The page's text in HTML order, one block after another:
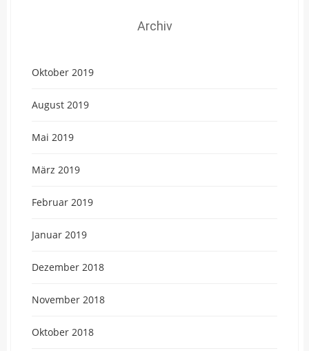
Archiv
Oktober 2019
August 2019
Mai 2019
März 2019
Februar 2019
Januar 2019
Dezember 2018
November 2018
Oktober 2018